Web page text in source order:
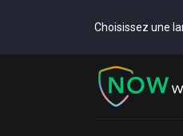
Choisissez une